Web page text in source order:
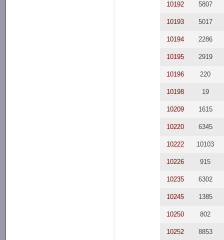
10192 5807
10193 5017
10194 2286
10195 2919
10196 220
10198 19
10209 1615
10220 6345
10222 10103
10226 915
10235 6302
10245 1385
10250 802
10252 8853